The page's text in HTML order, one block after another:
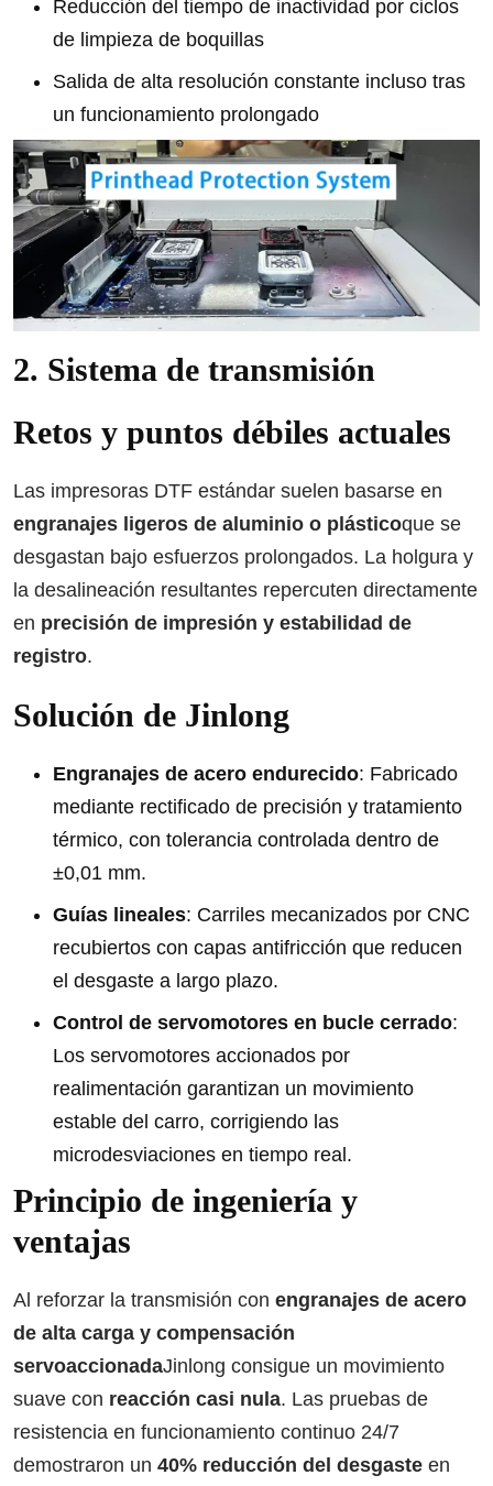
Reducción del tiempo de inactividad por ciclos
de limpieza de boquillas
Salida de alta resolución constante incluso tras
un funcionamiento prolongado
2. Sistema de transmisión
Retos y puntos débiles actuales
Las impresoras DTF estándar suelen basarse en
engranajes ligeros de aluminio o plásticoque se
desgastan bajo esfuerzos prolongados. La holgura y
la desalineación resultantes repercuten directamente
en precisión de impresión y estabilidad de
registro.
Solución de Jinlong
Engranajes de acero endurecido: Fabricado
mediante rectificado de precisión y tratamiento
térmico, con tolerancia controlada dentro de
±0,01 mm.
Guías lineales: Carriles mecanizados por CNC
recubiertos con capas antifricción que reducen
el desgaste a largo plazo.
Control de servomotores en bucle cerrado:
Los servomotores accionados por
realimentación garantizan un movimiento
estable del carro, corrigiendo las
microdesviaciones en tiempo real.
Principio de ingeniería y
ventajas
Al reforzar la transmisión con engranajes de acero
de alta carga y compensación
servoaccionadaJinlong consigue un movimiento
suave con reacción casi nula. Las pruebas de
resistencia en funcionamiento continuo 24/7
demostraron un 40% reducción del desgaste en